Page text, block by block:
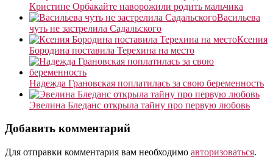
Кристине Орбакайте наворожили родить мальчика
Васильева
чуть не застрелила Садальского
Ксения
Бородина поставила Терехина на место
Надежда Грановская поплатилась за свою беременность
Эвелина Бледанс открыла тайну про первую любовь
Добавить комментарий
Для отправки комментария вам необходимо авторизоваться.